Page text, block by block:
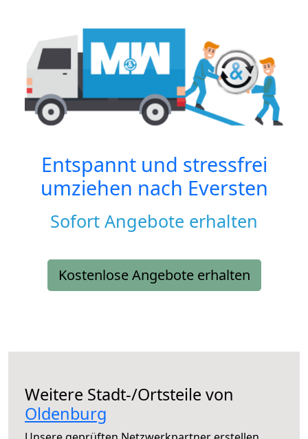
Entspannt und stressfrei
umziehen nach Eversten
Sofort Angebote erhalten
Kostenlose Angebote erhalten
Weitere Stadt-/Ortsteile von
Oldenburg